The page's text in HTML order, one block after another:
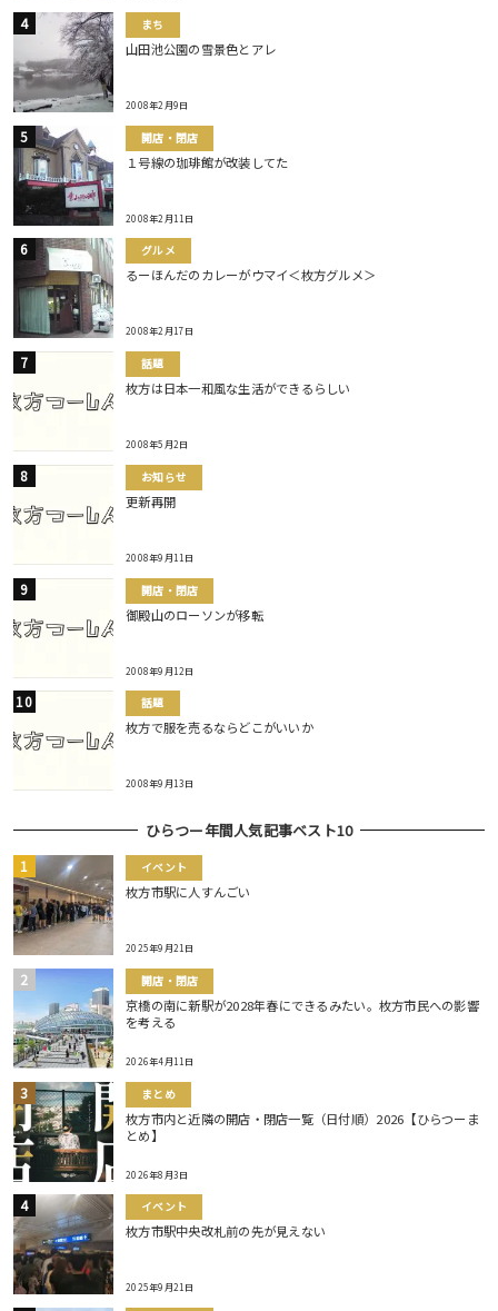
まち
山田池公園の雪景色とアレ
2008年2月9日
開店・閉店
１号線の珈琲館が改装してた
2008年2月11日
グルメ
るーほんだのカレーがウマイ＜枚方グルメ＞
2008年2月17日
話題
枚方は日本一和風な生活ができるらしい
2008年5月2日
お知らせ
更新再開
2008年9月11日
開店・閉店
御殿山のローソンが移転
2008年9月12日
話題
枚方で服を売るならどこがいいか
2008年9月13日
ひらつー年間人気記事ベスト10
イベント
枚方市駅に人すんごい
2025年9月21日
開店・閉店
京橋の南に新駅が2028年春にできるみたい。枚方市民への影響
を考える
2026年4月11日
まとめ
枚方市内と近隣の開店・閉店一覧（日付順）2026【ひらつーま
とめ】
2026年8月3日
イベント
枚方市駅中央改札前の先が見えない
2025年9月21日